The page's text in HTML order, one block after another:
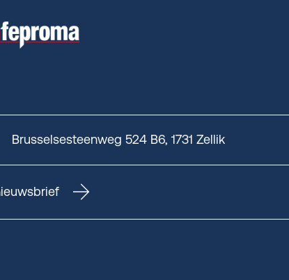
Brusselsesteenweg 524 B6, 1731 Zellik